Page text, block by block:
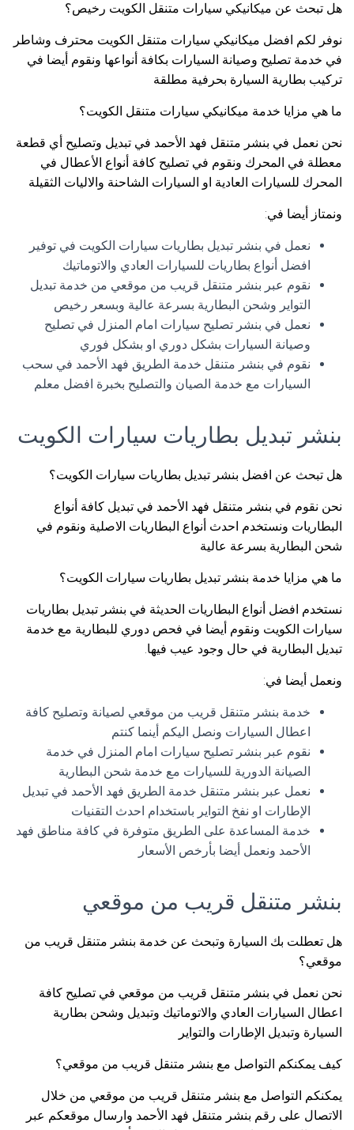
هل تبحث عن ميكانيكي سيارات متنقل الكويت رخيص؟
نوفر لكم افضل ميكانيكي سيارات متنقل الكويت محترف وشاطر
في خدمة تصليح وصيانة السيارات بكافة أنواعها ونقوم أيضا في
تركيب بطارية السيارة بحرفية مطلقة
ما هي مزايا خدمة ميكانيكي سيارات متنقل الكويت؟
نحن نعمل في بنشر متنقل فهد الأحمد في تبديل وتصليح أي قطعة
معطلة في المحرك ونقوم في تصليح كافة أنواع الأعطال في
المحرك للسيارات العادية او السيارات الشاحنة والاليات الثقيلة
ونمتاز أيضا في:
نعمل في بنشر تبديل بطاريات سيارات الكويت في توفير
افضل أنواع بطاريات للسيارات العادي والاتوماتيك
نقوم عبر بنشر متنقل قريب من موقعي من خدمة تبديل
التواير وشحن البطارية بسرعة عالية وبسعر رخيص
نعمل في بنشر تصليح سيارات امام المنزل في تصليح
وصيانة السيارات بشكل دوري او بشكل فوري
نقوم في بنشر متنقل خدمة الطريق فهد الأحمد في سحب
السيارات مع خدمة الصيان والتصليح بخبرة افضل معلم
بنشر تبديل بطاريات سيارات الكويت
هل تبحث عن افضل بنشر تبديل بطاريات سيارات الكويت؟
نحن نقوم في بنشر متنقل فهد الأحمد في تبديل كافة أنواع
البطاريات ونستخدم احدث أنواع البطاريات الاصلية ونقوم في
شحن البطارية بسرعة عالية
ما هي مزايا خدمة بنشر تبديل بطاريات سيارات الكويت؟
نستخدم افضل أنواع البطاريات الحديثة في بنشر تبديل بطاريات
سيارات الكويت ونقوم أيضا في فحص دوري للبطارية مع خدمة
تبديل البطارية في حال وجود عيب فيها.
ونعمل أيضا في:
خدمة بنشر متنقل قريب من موقعي لصيانة وتصليح كافة
اعطال السيارات ونصل اليكم أينما كنتم
نقوم عبر بنشر تصليح سيارات امام المنزل في خدمة
الصيانة الدورية للسيارات مع خدمة شحن البطارية
نعمل عبر بنشر متنقل خدمة الطريق فهد الأحمد في تبديل
الإطارات او نفخ التواير باستخدام احدث التقنيات
خدمة المساعدة على الطريق متوفرة في كافة مناطق فهد
الأحمد ونعمل أيضا بأرخص الأسعار
بنشر متنقل قريب من موقعي
هل تعطلت بك السيارة وتبحث عن خدمة بنشر متنقل قريب من
موقعي؟
نحن نعمل في بنشر متنقل قريب من موقعي في تصليح كافة
اعطال السيارات العادي والاتوماتيك وتبديل وشحن بطارية
السيارة وتبديل الإطارات والتواير
كيف يمكنكم التواصل مع بنشر متنقل قريب من موقعي؟
يمكنكم التواصل مع بنشر متنقل قريب من موقعي من خلال
الاتصال على رقم بنشر متنقل فهد الأحمد وارسال موقعكم عبر